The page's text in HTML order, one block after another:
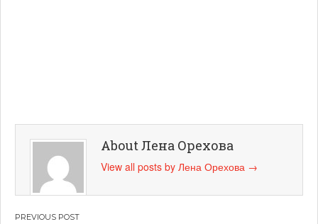
About Лена Орехова
View all posts by Лена Орехова →